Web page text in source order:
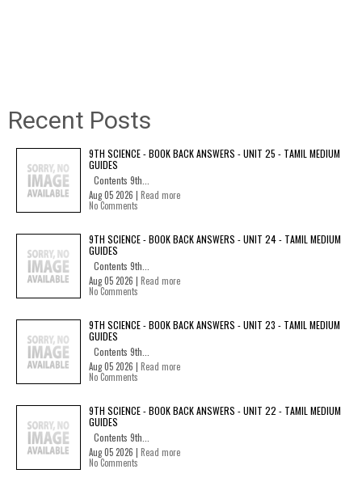
Recent Posts
9TH SCIENCE - BOOK BACK ANSWERS - UNIT 25 - TAMIL MEDIUM
GUIDES
Contents 9th...
Aug 05 2026 | Read more
No Comments
9TH SCIENCE - BOOK BACK ANSWERS - UNIT 24 - TAMIL MEDIUM
GUIDES
Contents 9th...
Aug 05 2026 | Read more
No Comments
9TH SCIENCE - BOOK BACK ANSWERS - UNIT 23 - TAMIL MEDIUM
GUIDES
Contents 9th...
Aug 05 2026 | Read more
No Comments
9TH SCIENCE - BOOK BACK ANSWERS - UNIT 22 - TAMIL MEDIUM
GUIDES
Contents 9th...
Aug 05 2026 | Read more
No Comments